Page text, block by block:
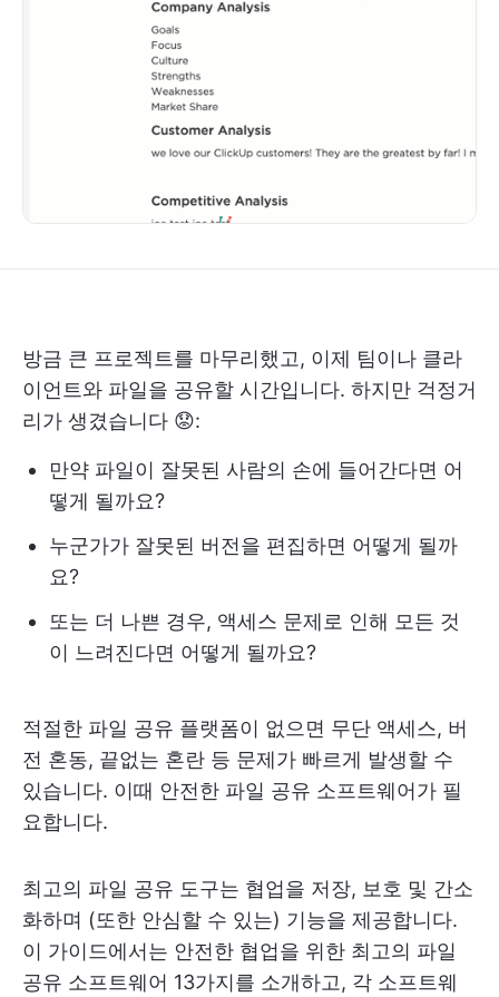
방금 큰 프로젝트를 마무리했고, 이제 팀이나 클라
이언트와 파일을 공유할 시간입니다. 하지만 걱정거
리가 생겼습니다 😟:
만약 파일이 잘못된 사람의 손에 들어간다면 어
떻게 될까요?
누군가가 잘못된 버전을 편집하면 어떻게 될까
요?
또는 더 나쁜 경우, 액세스 문제로 인해 모든 것
이 느려진다면 어떻게 될까요?
적절한 파일 공유 플랫폼이 없으면 무단 액세스, 버
전 혼동, 끝없는 혼란 등 문제가 빠르게 발생할 수
있습니다. 이때 안전한 파일 공유 소프트웨어가 필
요합니다.
최고의 파일 공유 도구는 협업을 저장, 보호 및 간소
화하며 (또한 안심할 수 있는) 기능을 제공합니다.
이 가이드에서는 안전한 협업을 위한 최고의 파일
공유 소프트웨어 13가지를 소개하고, 각 소프트웨